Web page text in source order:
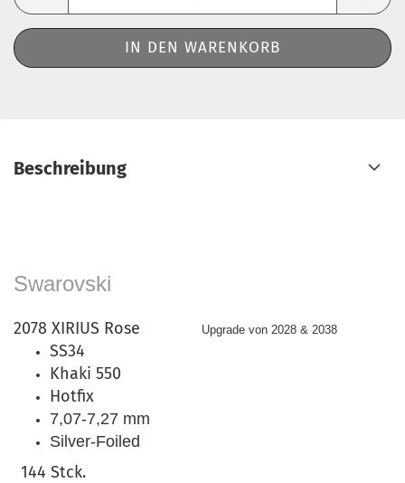
Beschreibung
Swarovski
2078 XIRIUS Rose Upgrade von 2028 & 2038
SS34
Khaki 550
Hotfix
7,07-7,27 mm
Silver-Foiled
144 Stck.